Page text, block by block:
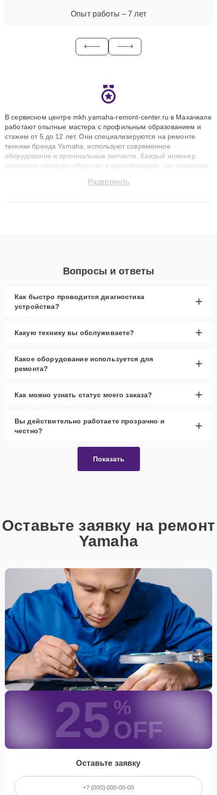
Опыт работы – 7 лет
В сервисном центре mkh.yamaha-remont-center.ru в Махачкале
работают опытные мастера с профильным образованием и
стажем от 5 до 12 лет. Они специализируются на ремонте
техники бренда Yamaha, используют современное
оборудование и оригинальные запчасти. Каждый инженер
регулярно проходит обучение и сертификацию, что позволяет
технику с сохранением гарантии до 3 лет. Наши мастера
Развернуть
Вопросы и ответы
Как быстро проводится диагностика
устройства?
+
Какую технику вы обслуживаете? +
Какое оборудование используется для
ремонта?
+
Как можно узнать статус моего заказа? +
Вы действительно работаете прозрачно и
честно?
+
Показать
Оставьте заявку на ремонт
Yamaha
25 %
OFF
Оставьте заявку